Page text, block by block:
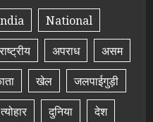
National
अपराध
असम
खेल
जलपाईगुड़ी
त्योहार दुनिया देश